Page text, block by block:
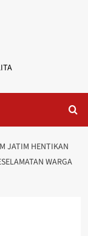
JATIM HENTIKAN
WARGA